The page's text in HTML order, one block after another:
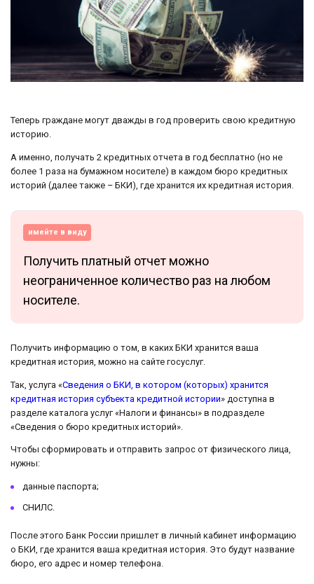
Теперь граждане могут дважды в год проверить свою кредитную
историю.
А именно, получать 2 кредитных отчета в год бесплатно (но не
более 1 раза на бумажном носителе) в каждом бюро кредитных
историй (далее также – БКИ), где хранится их кредитная история.
имейте в виду
Получить платный отчет можно
неограниченное количество раз на любом
носителе.
Получить информацию о том, в каких БКИ хранится ваша
кредитная история, можно на сайте госуслуг.
Так, услуга «Сведения о БКИ, в котором (которых) хранится
кредитная история субъекта кредитной истории» доступна в
разделе каталога услуг «Налоги и финансы» в подразделе
«Сведения о бюро кредитных историй».
Чтобы сформировать и отправить запрос от физического лица,
нужны:
данные паспорта;
СНИЛС.
После этого Банк России пришлет в личный кабинет информацию
о БКИ, где хранится ваша кредитная история. Это будут название
бюро, его адрес и номер телефона.